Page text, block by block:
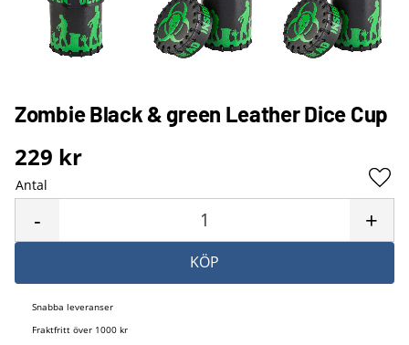
Zombie Black & green Leather Dice Cup
229 kr
Antal
+
-
KÖP
Snabba leveranser
Fraktfritt över 1000 kr